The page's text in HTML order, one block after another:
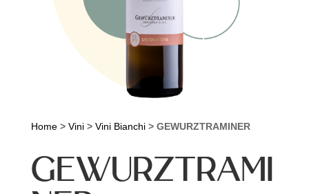
Home> Vini> Vini Bianchi> GEWURZTRAMINER
GEWURZTRAMI